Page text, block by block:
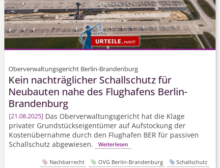
Oberverwaltungsgericht Berlin-Brandenburg
Kein nachträglicher Schallschutz für
Neubauten nahe des Flughafens Berlin-
Brandenburg
21.08.2025 Das Oberverwal­tungsgericht hat die Klage
privater Grundstücks­eigentümer auf Aufstockung der
Kostenübernahme durch den Flughafen BER für passiven
Schallschutz abgewiesen.
Weiterlesen
Nachbarrecht OVG Berlin-Brandenburg Schallschutz